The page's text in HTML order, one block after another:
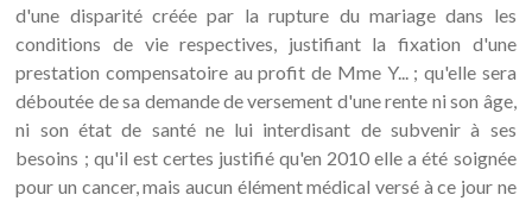
d'une disparité créée par la rupture du mariage dans les
conditions de vie respectives, justifiant la fixation d'une
prestation compensatoire au profit de Mme Y... ; qu'elle sera
déboutée de sa demande de versement d'une rente ni son âge,
ni son état de santé ne lui interdisant de subvenir à ses
besoins ; qu'il est certes justifié qu'en 2010 elle a été soignée
pour un cancer, mais aucun élément médical versé à ce jour ne